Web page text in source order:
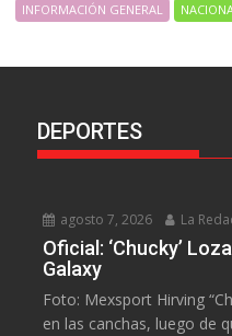
INFORMACIÓN GENERAL
DEPORTES
agosto 7, 2026 La
Oficial: ‘Chucky’
Galaxy
Foto: Mexsport Hirving
en las canchas, luego de